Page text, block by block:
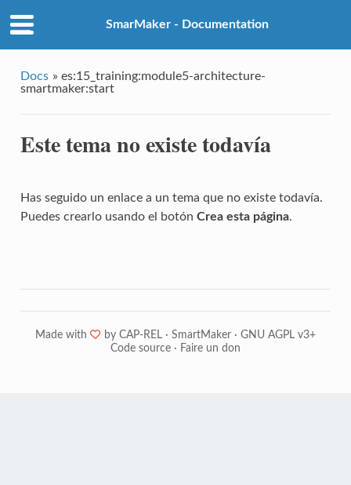
SmarMaker - Documentation
Docs » es:15_training:module5-architecture-
smartmaker:start
Este tema no existe todavía
Has seguido un enlace a un tema que no existe todavía.
Puedes crearlo usando el botón Crea esta página.
Made with ❤ by CAP-REL · SmartMaker · GNU AGPL v3+
Code source · Faire un don